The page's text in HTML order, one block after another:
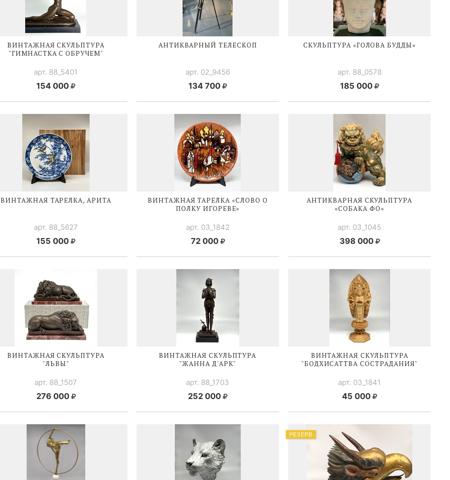
ВИНТАЖНАЯ СКУЛЬПТУРА
"ГИМНАСТКА С ОБРУЧЕМ"
арт. 88_5401
154 000
АНТИКВАРНЫЙ ТЕЛЕСКОП
арт. 02_9456
134 700
СКУЛЬПТУРА «ГОЛОВА БУДДЫ»
арт. 88_0578
185 000
ВИНТАЖНАЯ ТАРЕЛКА, АРИТА
арт. 88_5627
155 000
ВИНТАЖНАЯ ТАРЕЛКА «СЛОВО О
ПОЛКУ ИГОРЕВЕ»
арт. 03_1842
72 000
АНТИКВАРНАЯ СКУЛЬПТУРА
«СОБАКА ФО»
арт. 03_1045
398 000
ВИНТАЖНАЯ СКУЛЬПТУРА
"ЛЬВЫ"
арт. 88_1507
276 000
ВИНТАЖНАЯ СКУЛЬПТУРА
"ЖАННА Д'АРК"
арт. 88_1703
252 000
ВИНТАЖНАЯ СКУЛЬПТУРА
"БОДХИСАТТВА СОСТРАДАНИЯ"
арт. 03_1841
45 000
РЕЗЕРВ